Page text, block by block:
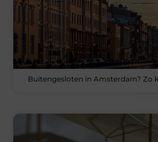
Buitengesloten in Amsterdam? Zo